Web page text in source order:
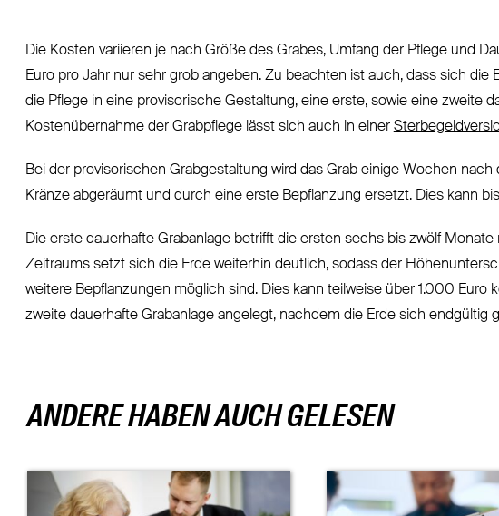
Die Kosten variieren je nach Größe des Grabes, Umfang der Pflege und
Euro pro Jahr nur sehr grob angeben. Zu beachten ist auch, dass sich die
die Pflege in eine provisorische Gestaltung, eine erste, sowie eine zweite
Kostenübernahme der Grabpflege lässt sich auch in einer
Bei der provisorischen Grabgestaltung wird das Grab einige Wochen
Kränze abgeräumt und durch eine erste Bepflanzung ersetzt. Dies kann
Die erste dauerhafte Grabanlage betrifft die ersten sechs bis zwölf
Zeitraums setzt sich die Erde weiterhin deutlich, sodass der
weitere Bepflanzungen möglich sind. Dies kann teilweise über 1.000 Euro
zweite dauerhafte Grabanlage angelegt, nachdem die Erde sich endgültig
ANDERE HABEN AUCH GELESEN